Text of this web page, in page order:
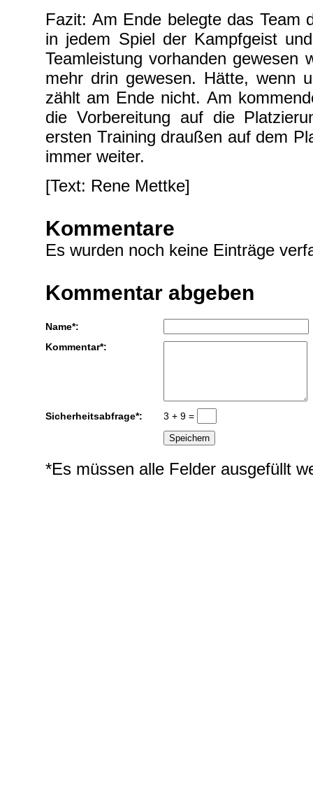
Fazit: Am Ende belegte das Team
in jedem Spiel der Kampfgeist
Teamleistung vorhanden gewesen
mehr drin gewesen. Hätte, wenn
zählt am Ende nicht. Am
die Vorbereitung auf die
ersten Training draußen auf dem
immer weiter.
[Text: Rene Mettke]
Kommentare
Es wurden noch keine Einträge
Kommentar abgeben
Name*:
Kommentar*:
Sicherheitsabfrage*: 3 + 9 =
*Es müssen alle Felder ausgefüllt